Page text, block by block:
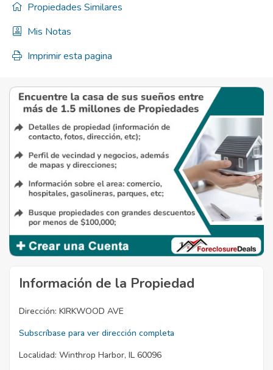
Propiedades Similares
Mis Notas
Imprimir esta pagina
Información de la Propiedad
Dirección: KIRKWOOD AVE
Subscríbase para ver dirección completa
Localidad: Winthrop Harbor, IL 60096